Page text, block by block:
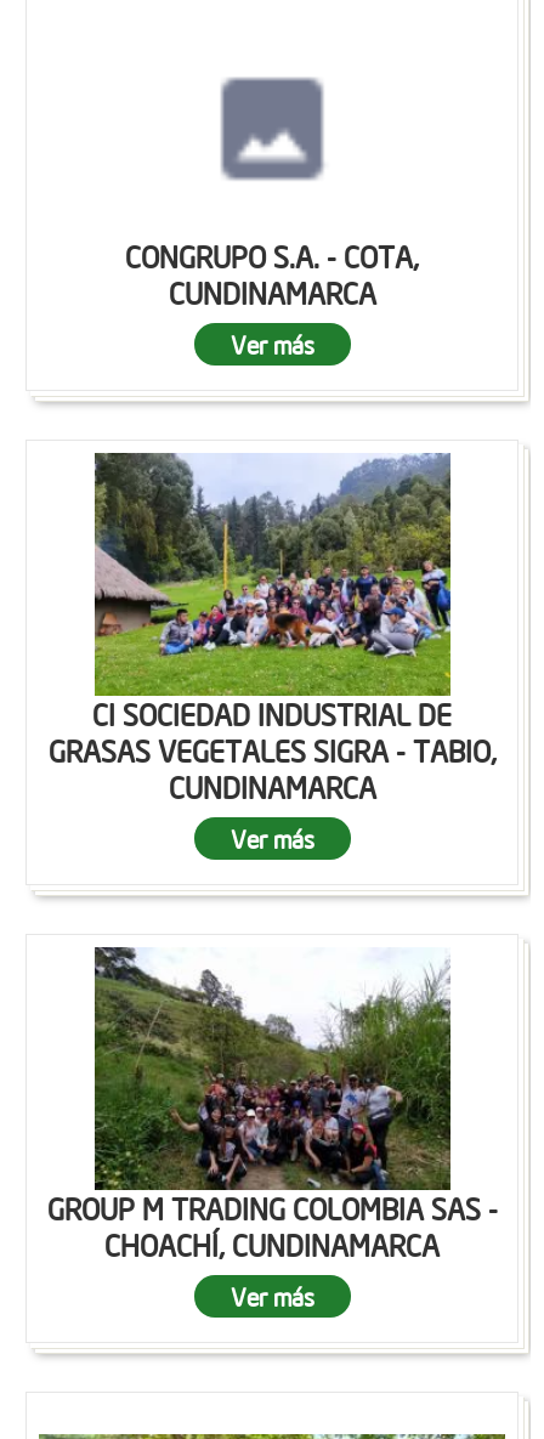
CONGRUPO S.A. - COTA,
CUNDINAMARCA
Ver más
CI SOCIEDAD INDUSTRIAL DE
GRASAS VEGETALES SIGRA - TABIO,
CUNDINAMARCA
Ver más
GROUP M TRADING COLOMBIA SAS -
CHOACHÍ, CUNDINAMARCA
Ver más